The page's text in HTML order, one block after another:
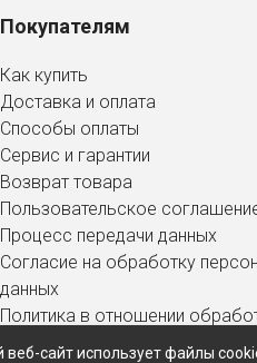
Покупателям
Как купить
Доставка и оплата
Способы оплаты
Сервис и гарантии
Возврат товара
Пользовательское
Процесс передачи данных
Согласие на обработку
данных
Политика в отношении
персональных данных
веб-сайт использует файлы